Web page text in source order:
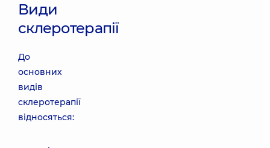
Види
склеротерапії
До
основних
видів
склеротерапії
відносяться: